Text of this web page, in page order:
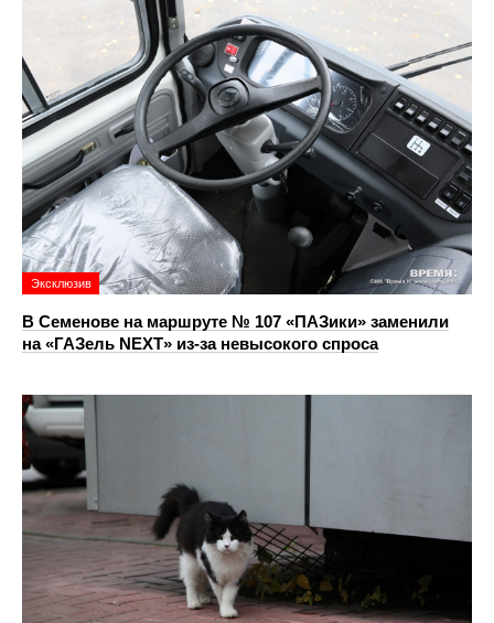
Эксклюзив
В Семенове на маршруте № 107 «ПАЗики» заменили
на «ГАЗель NEXT» из‑за невысокого спроса